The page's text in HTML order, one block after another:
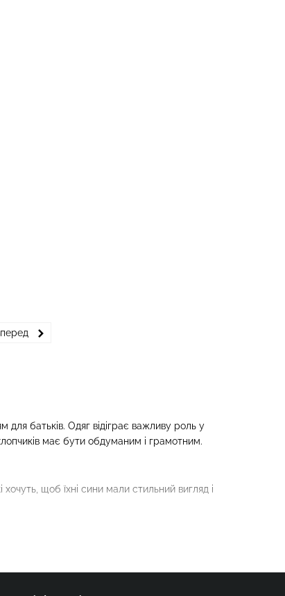
батьків. Одяг відіграє важливу роль у
має бути обдуманим і грамотним.
щоб їхні сини мали стильний вигляд і